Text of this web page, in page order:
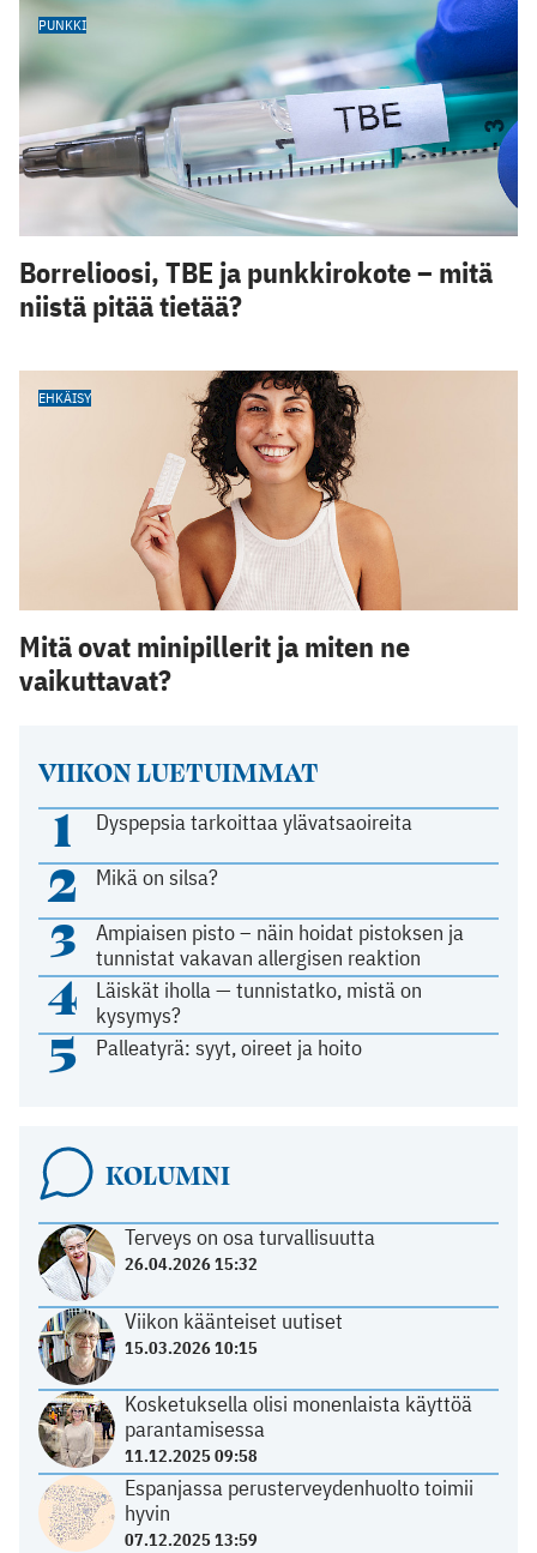
VIIKON LUETUIMMAT
1 Dyspepsia tarkoittaa ylävatsaoireita
2 Mikä on silsa?
3
Ampiaisen pisto – näin hoidat pistoksen ja
tunnistat vakavan allergisen reaktion
4
Läiskät iholla — tunnistatko, mistä on
kysymys?
5 Palleatyrä: syyt, oireet ja hoito
KOLUMNI
Terveys on osa turvallisuutta
26.04.2026 15:32
Viikon käänteiset uutiset
15.03.2026 10:15
Kosketuksella olisi monenlaista käyttöä
parantamisessa
11.12.2025 09:58
Espanjassa perusterveydenhuolto toimii
hyvin
07.12.2025 13:59
PUNKKI
Borrelioosi, TBE ja punkkirokote – mitä
niistä pitää tietää?
EHKÄISY
Mitä ovat minipillerit ja miten ne
vaikuttavat?